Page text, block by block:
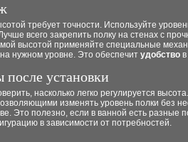
требует точности. Используйте
всего закрепить полку на стенах с
высотой применяйте специальные
нужном уровне. Это обеспечит удобство
после установки
насколько легко регулируется
изменять уровень полки без
Это полезно, если в ванной есть разные
в зависимости от потребностей.